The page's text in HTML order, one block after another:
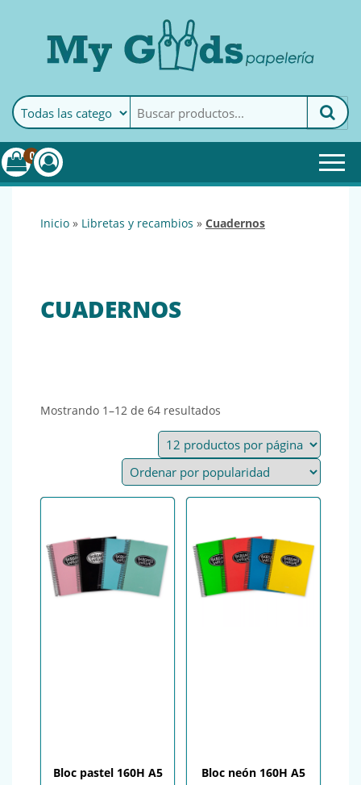
MyGoods · PapeleríaMy Goods es tu papelería
online de confianza. Podrás
encontrar todo lo necesario
0
inicio » libretas y recambios » cuadernos
CUADERNOS
Mostrando 1–12 de 64 resultados
Bloc pastel 160H A5 Bloc neón 160H A5